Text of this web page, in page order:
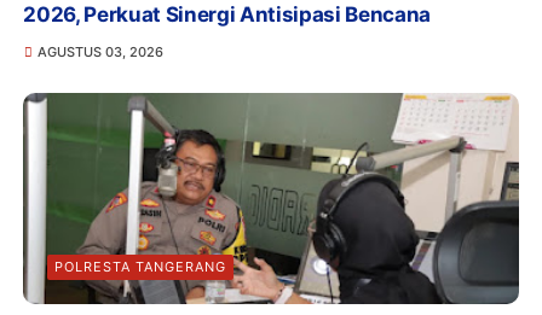
2026, Perkuat Sinergi Antisipasi Bencana
AGUSTUS 03, 2026
POLRESTA TANGERANG